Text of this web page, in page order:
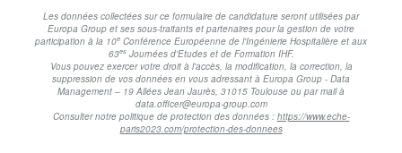
Les données collectées sur ce formulaire de candidature seront utilisées par
Europa Group et ses sous-traitants et partenaires pour la gestion de votre
participation à la 10e Conférence Européenne de l'Ingénierie Hospitalière et aux
63esJournées d'Etudes et de Formation IHF.
Vous pouvez exercer votre droit à l'accès, la modification, la correction, la
suppression de vos données en vous adressant à Europa Group - Data
Management – 19 Allées Jean Jaurès, 31015 Toulouse ou par mail à
data.officer@europa-group.com
Consulter notre politique de protection des données : https://www.eche-
paris2023.com/protection-des-donnees